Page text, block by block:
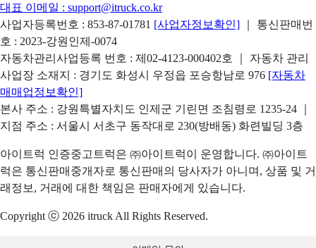
대표 이메일 : support@itruck.co.kr
사업자등록번호 : 853-87-01781 [사업자정보확인]
｜ 통신판매번
호 : 2023-강원인제-0074
자동차관리사업등록 번호 : 제02-4123-000402호 ｜ 자동차 관리
사업장 소재지 : 경기도 화성시 우정읍 포승항남로 976 [자동차
매매업정보확인]
본사 주소 : 강원특별자치도 인제군 기린면 조침령로 1235-24 ｜
지점 주소 : 서울시 서초구 동작대로 230(방배동) 화련빌딩 3층
아이트럭 인증중고트럭은 ㈜아이트럭이 운영합니다. ㈜아이트
럭은 통신판매중개자로 통신판매의 당사자가 아니며, 상품 및 거
래정보, 거래에 대한 책임은 판매자에게 있습니다.
Copyright ⓒ 2026 itruck All Rights Reserved.